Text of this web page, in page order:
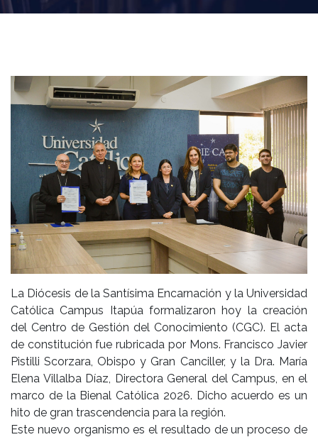
La Diócesis de la Santísima Encarnación y la Universidad
Católica Campus Itapúa formalizaron hoy la creación
del Centro de Gestión del Conocimiento (CGC). El acta
de constitución fue rubricada por Mons. Francisco Javier
Pistilli Scorzara, Obispo y Gran Canciller, y la Dra. María
Elena Villalba Díaz, Directora General del Campus, en el
marco de la Bienal Católica 2026. Dicho acuerdo es un
hito de gran trascendencia para la región.
Este nuevo organismo es el resultado de un proceso de